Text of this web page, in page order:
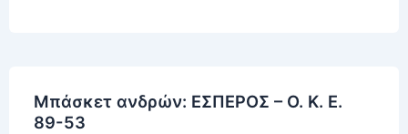
Mπάσκετ ανδρών: ΕΣΠΕΡΟΣ – O. K. E.
89-53